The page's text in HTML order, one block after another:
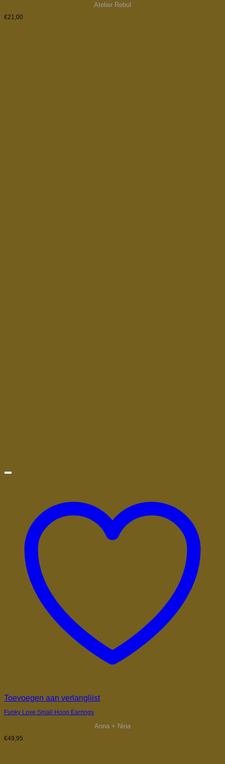
Atelier Rebul
€21,00
Toevoegen aan verlanglijst
Funky Love Small Hoop Earrings
Anna + Nina
€49,95